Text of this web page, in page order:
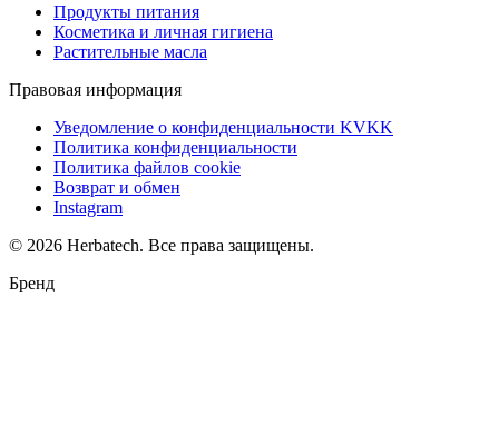
Продукты питания
Косметика и личная гигиена
Растительные масла
Правовая информация
Уведомление о конфиденциальности KVKK
Политика конфиденциальности
Политика файлов cookie
Возврат и обмен
Instagram
© 2026 Herbatech. Все права защищены.
Бренд
Поддержка WhatsApp